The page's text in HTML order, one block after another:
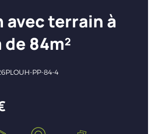
avec terrain à
84m²
PP-84-4